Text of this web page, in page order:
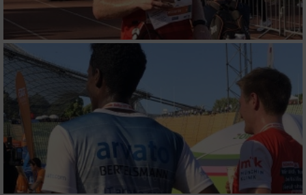
Performance
Funktional
Werbung